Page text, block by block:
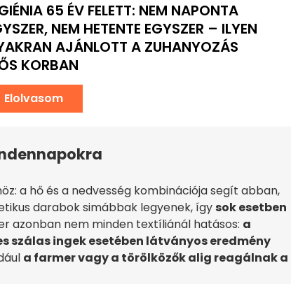
65 ÉV FELETT: NEM NAPONTA
NEM HETENTE EGYSZER – ILYEN
AJÁNLOTT A ZUHANYOZÁS
KORBAN
Elolvasom
a hő és a nedvesség kombinációja segít abban,
darabok simábbak legyenek, így sok esetben
azonban nem minden textíliánál hatásos: a
szálas ingek esetében látványos eredmény
a farmer vagy a törölközők alig reagálnak a